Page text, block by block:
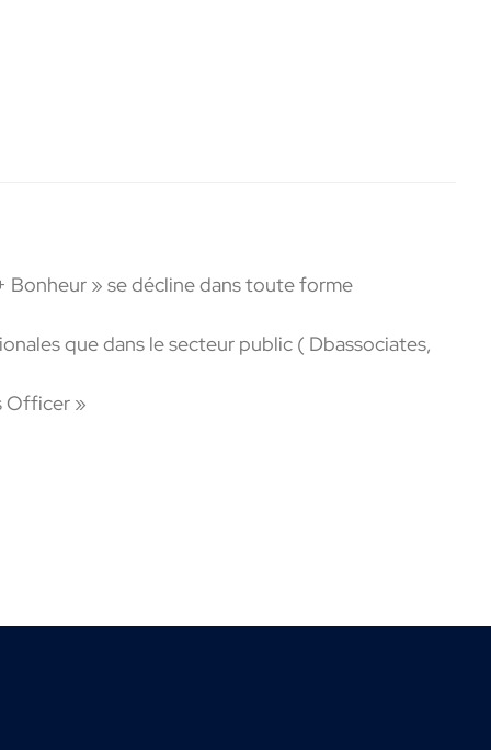
» se décline dans toute forme
que dans le secteur public ( Dbassociates,
Officer »